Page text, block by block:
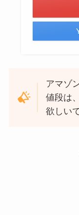
アマゾ
値段は
欲しい